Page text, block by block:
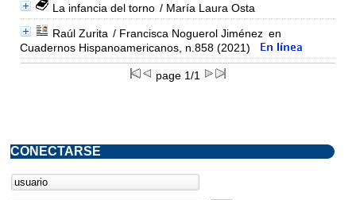
La infancia del torno / María Laura Osta
Raúl Zurita / Francisca Noguerol Jiménez en
Cuadernos Hispanoamericanos, n.858 (2021)
page 1/1
CONECTARSE